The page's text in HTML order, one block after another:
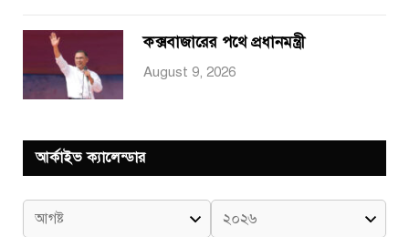
কক্সবাজারের পথে প্রধানমন্ত্রী
August 9, 2026
আর্কাইভ ক্যালেন্ডার